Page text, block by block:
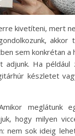
kivetíteni, mert
sem konkrétan a
adjunk. Ha
készletet
meglátunk
hogy milyen
nem sok ideig